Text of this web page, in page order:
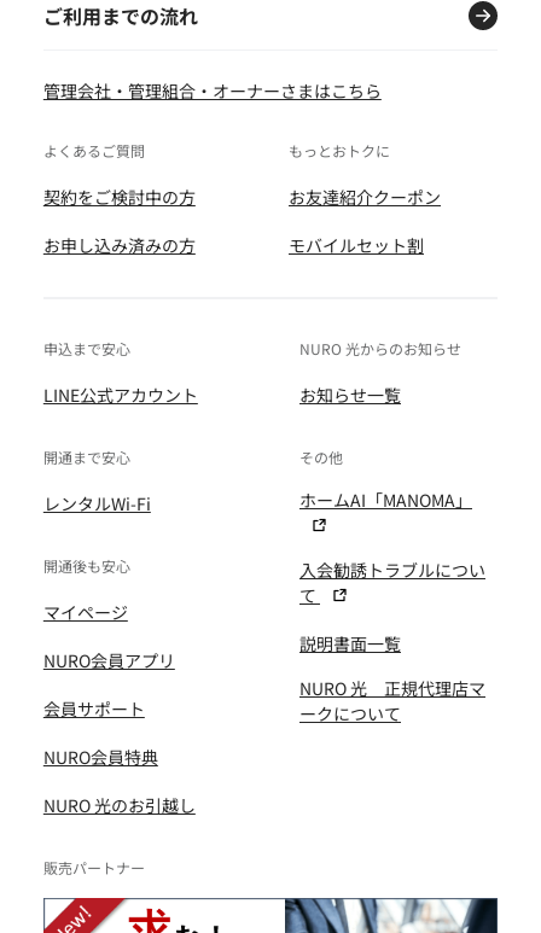
ご利用までの流れ
管理会社・管理組合・オーナーさまはこちら
よくあるご質問
契約をご検討中の方
お申し込み済みの方
もっとおトクに
お友達紹介クーポン
モバイルセット割
申込まで安心
LINE公式アカウント
開通まで安心
レンタルWi-Fi
開通後も安心
マイページ
NURO会員アプリ
会員サポート
NURO会員特典
NURO 光のお引越し
NURO 光からのお知らせ
お知らせ一覧
その他
ホームAI「MANOMA」
入会勧誘トラブルについ
て
説明書面一覧
NURO 光 正規代理店マ
ークについて
販売パートナー